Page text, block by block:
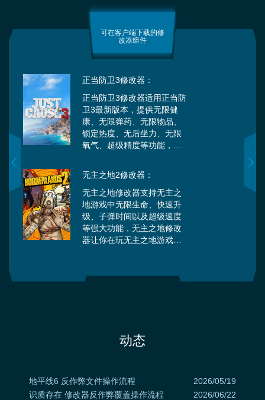
可在客户端下载的修
改器组件
正当防卫3修改器：
正当防卫3修改器适用正当防
卫3最新版本，提供无限健
康、无限弹药、无限物品、
锁定热度、无后坐力、无限
氧气、超级精度等功能，让
觉。 正当防卫3是一款由
Avalanche Studios开发，
Square Enix发行的一款第三
人称射击类游戏，该游戏是
《正当防卫》系列游戏的第
三部作品，于2015年12月1
日发行。游戏中玩家控制的
岛。这座岛屿被将军所独裁
无主之地2修改器：
无主之地修改器支持无主之
地游戏中无限生命、快速升
级、子弹时间以及超级速度
等强大功能，无主之地修改
器让你在玩无主之地游戏时
动态
地平线6 反作弊文件操作流程
2026/05/19
识质存在 修改器反作弊覆盖操作流程
2026/06/22